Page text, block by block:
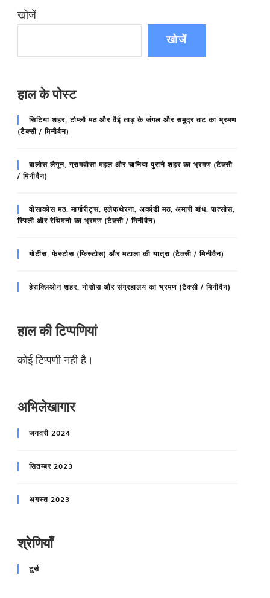
खोजें
खोजें
हाल के पोस्ट
सिटिया शहर, टोप्लौ मठ और वैई ताड़ के जंगल और समुद्र तट का भ्रमण
(टैक्सी / मिनीवैन)
बालोस लैगून, ग्रामवौसा महल और चानिया पुराने शहर का भ्रमण (टैक्सी
/ मिनीवैन)
वोसाकोस मठ, मार्गारीट्स, एलेफथेरना, अर्काडी मठ, अमारी बांध, पात्सोस,
स्पिली और रेथिमनो का भ्रमण (टैक्सी / मिनीवैन)
गोर्टीस, फेस्टोस (फिस्टोस) और मटाला की यात्रा (टैक्सी / मिनीवैन)
हेराक्लिओन शहर, नोसोस और संग्रहालय का भ्रमण (टैक्सी / मिनीवैन)
हाल की टिप्पणियां
कोई टिप्पणी नही है।
अभिलेखागार
जनवरी 2024
सितम्बर 2023
अगस्त 2023
श्रेणियाँ
टूर्स